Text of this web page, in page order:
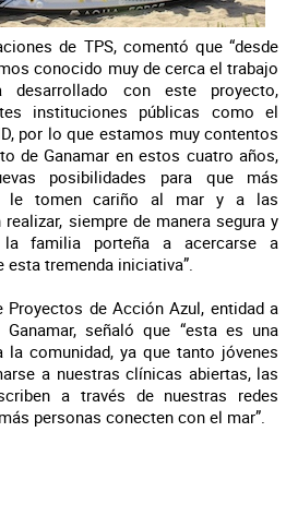
de TPS, comentó que “desde
conocido muy de cerca el trabajo
con este proyecto,
instituciones públicas como el
por lo que estamos muy contentos
de Ganamar en estos cuatro años,
posibilidades para que más
le tomen cariño al mar y a las
siempre de manera segura y
familia porteña a acercarse a
esta tremenda iniciativa”.
Proyectos de Acción Azul, entidad a
señaló que “esta es una
la comunidad, ya que tanto jóvenes
a nuestras clínicas abiertas, las
a través de nuestras redes
personas conecten con el mar”.